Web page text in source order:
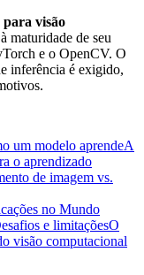
para visão
maturidade de seu
e o OpenCV. O
inferência é exigido,
um modelo aprendeA
o aprendizado
de imagem vs.
no Mundo
e limitaçõesO
visão computacional